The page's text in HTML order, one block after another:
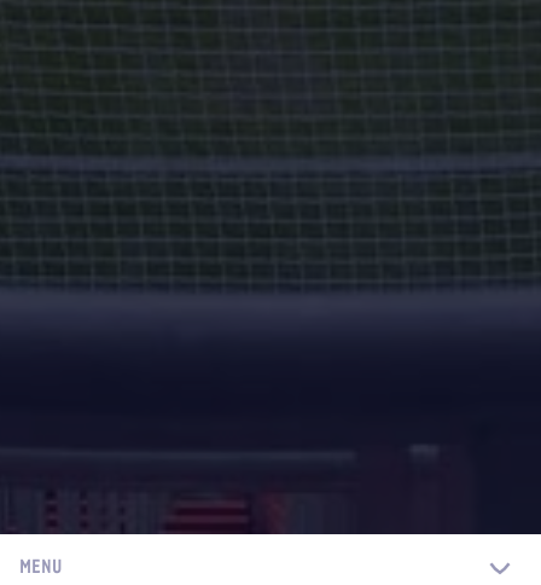
MENU